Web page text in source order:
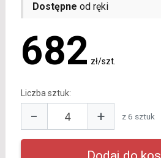
Dostępne od ręki
682 zł/szt.
Liczba sztuk:
− + z 6 sztuk